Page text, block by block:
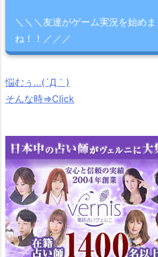
＼＼＼友達がゲーム実況を始め
ね！！／／／
悩むぅ…(´Д｀)
そんな時⇒Click